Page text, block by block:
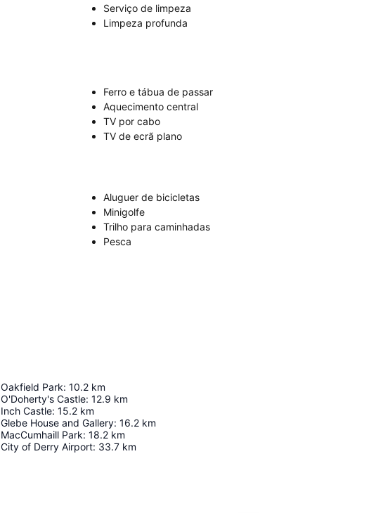
Serviço de limpeza
Limpeza profunda
Ferro e tábua de passar
Aquecimento central
TV por cabo
TV de ecrã plano
Aluguer de bicicletas
Minigolfe
Trilho para caminhadas
Pesca
Oakfield Park: 10.2 km
O'Doherty's Castle: 12.9 km
Inch Castle: 15.2 km
Glebe House and Gallery: 16.2 km
MacCumhaill Park: 18.2 km
City of Derry Airport: 33.7 km